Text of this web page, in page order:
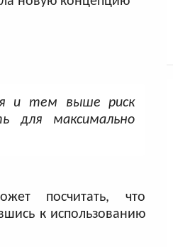
и тем выше риск
для максимально
посчитать, что
к использованию